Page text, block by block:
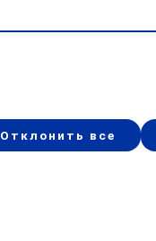
Отклонить все